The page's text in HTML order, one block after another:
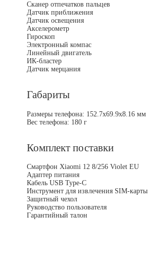
Сканер отпечатков пальцев
Датчик приближения
Датчик освещения
Акселерометр
Гироскоп
Электронный компас
Линейный двигатель
ИК-бластер
Датчик мерцания
Габариты
Размеры телефона: 152.7х69.9х8.16 мм
Вес телефона: 180 г
Комплект поставки
Смартфон Xiaomi 12 8/256 Violet EU
Адаптер питания
Кабель USB Type-C
Инструмент для извлечения SIM-карты
Защитный чехол
Руководство пользователя
Гарантийный талон